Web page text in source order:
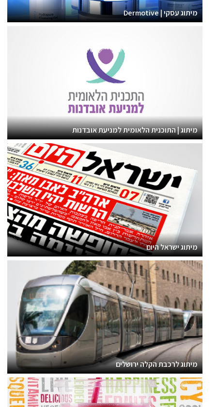
מיתוג עסקי | Dermotive
מיתוג | התוכנית הלאומית למניעת אובדנות
מיתוג ישראל היום
מיתוג לרכבת הקלה ירושלים